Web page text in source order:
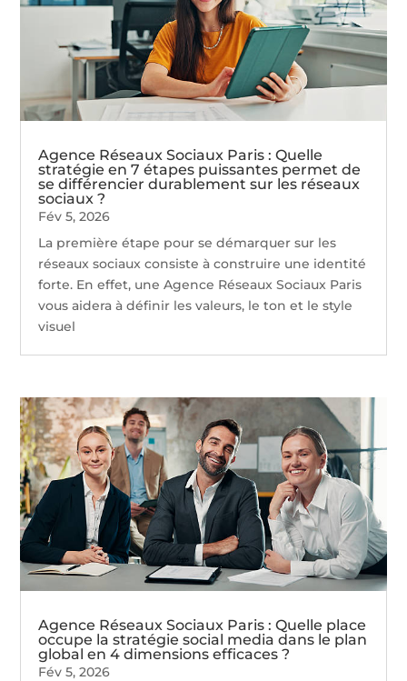
Agence Réseaux Sociaux Paris : Quelle
stratégie en 7 étapes puissantes permet de
se différencier durablement sur les réseaux
sociaux ?
Fév 5, 2026
La première étape pour se démarquer sur les
réseaux sociaux consiste à construire une identité
forte. En effet, une Agence Réseaux Sociaux Paris
vous aidera à définir les valeurs, le ton et le style
visuel
Agence Réseaux Sociaux Paris : Quelle place
occupe la stratégie social media dans le plan
global en 4 dimensions efficaces ?
Fév 5, 2026